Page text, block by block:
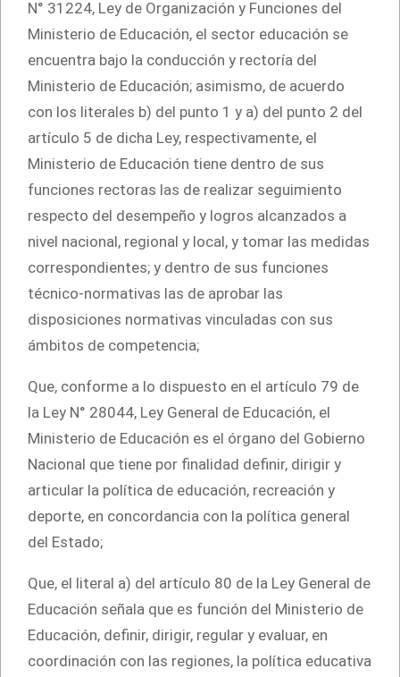
N° 31224, Ley de Organización y Funciones del
Ministerio de Educación, el sector educación se
encuentra bajo la conducción y rectoría del
Ministerio de Educación; asimismo, de acuerdo
con los literales b) del punto 1 y a) del punto 2 del
artículo 5 de dicha Ley, respectivamente, el
Ministerio de Educación tiene dentro de sus
funciones rectoras las de realizar seguimiento
respecto del desempeño y logros alcanzados a
nivel nacional, regional y local, y tomar las medidas
correspondientes; y dentro de sus funciones
técnico-normativas las de aprobar las
disposiciones normativas vinculadas con sus
ámbitos de competencia;
Que, conforme a lo dispuesto en el artículo 79 de
la Ley N° 28044, Ley General de Educación, el
Ministerio de Educación es el órgano del Gobierno
Nacional que tiene por finalidad definir, dirigir y
articular la política de educación, recreación y
deporte, en concordancia con la política general
del Estado;
Que, el literal a) del artículo 80 de la Ley General de
Educación señala que es función del Ministerio de
Educación, definir, dirigir, regular y evaluar, en
coordinación con las regiones, la política educativa